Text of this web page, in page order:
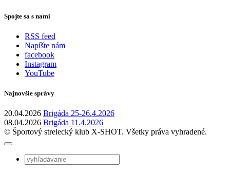
Spojte sa s nami
RSS feed
Napíšte nám
facebook
Instagram
YouTube
Najnovšie správy
20.04.2026 Brigáda 25-26.4.2026
08.04.2026 Brigáda 11.4.2026
© Športový strelecký klub X-SHOT. Všetky práva vyhradené.